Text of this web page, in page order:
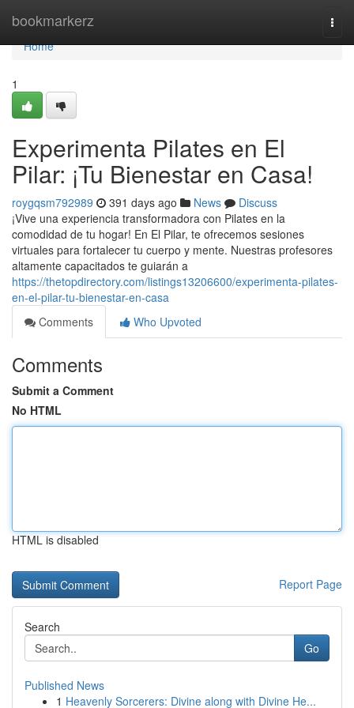
bookmarkerz
Home
Home
1
Experimenta Pilates en El
Pilar: ¡Tu Bienestar en Casa!
roygqsm792989 391 days ago News
Discuss
¡Vive una experiencia transformadora con Pilates en la
comodidad de tu hogar! En El Pilar, te ofrecemos sesiones
virtuales para fortalecer tu cuerpo y mente. Nuestras profesores
altamente capacitados te guiarán a
https://thetopdirectory.com/listings13206600/experimenta-pilates-
en-el-pilar-tu-bienestar-en-casa
Comments
Who Upvoted
Comments
Submit a Comment
No HTML
HTML is disabled
Report Page
Search
Go
Published News
1 Heavenly Sorcerers: Divine along with Divine He...